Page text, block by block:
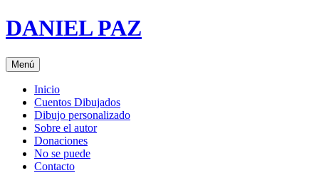
Saltar
al
DANIEL PAZ
Menú
Inicio
Cuentos Dibujados
Dibujo personalizado
Sobre el autor
Donaciones
No se puede
Contacto